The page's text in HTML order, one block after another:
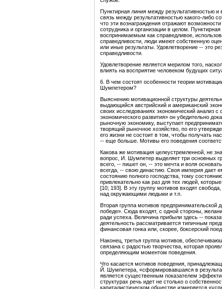
Пунктирная линия между результативностью
связь между результативностью какого-либо
что эти вознаграждения отражают
сотрудника и организации в целом.
воспринимаемым как справедливое,
справедливости, люди имеют собственную
или иные результаты. Удовлетворение -- это
справедливости.
Удовлетворение является мерилом того,
влиять на восприятие человеком будущих
6. В чем состоят особенности теории
Шумпетером?
Выяснению мотивационной структуры
выдающийся австрийский и американский
своих исследованиях экономический анализ
экономического развития» он убедительно
рыночную экономику, выступает
творящий рыночное хозяйство, по его
его жизни не состоит в том, чтобы получать
-- еще больше. Мотивы его поведения
Какова же мотивация целеустремленной, не
вопрос, И. Шумпетер выделяет три основных
всего, -- пишет он, -- это мечта и воля
всегда, -- свою династию. Своя империя дает
состоянию полного господства, тому
привлекательно как раз для тех людей,
[10; 193]. В эту группу мотивов входят
над окружающими людьми и т.п.
Вторая группа мотивов предпринимательской
победе». Сюда входят, с одной стороны,
ради успеха. Величина прибыли здесь --
деятельность рассматривается типичным
финансовая гонка или, скорее, боксерский
Наконец, третья группа мотивов,
связана с радостью творчества, которая
определяющим моментом поведения.
Что касается мотивов поведения,
Й. Шумпетера, «сформировавшаяся в
является существенным показателем
структурах речь идет не столько о
капиталистическом обществе измеряется